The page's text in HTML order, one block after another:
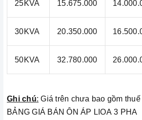
25KVA 15.675.000
30KVA 20.350.000
50KVA 32.780.000
Ghi chú: Giá trên chưa bao gồm
BẢNG GIÁ BÁN ÔN ÁP LIOA 3 PHA